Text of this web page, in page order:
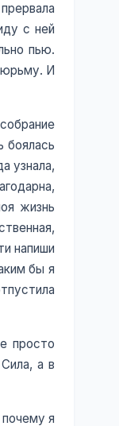
с ней
пью.
И
боялась
узнала,
жизнь
напиши
бы я
просто
а в
я